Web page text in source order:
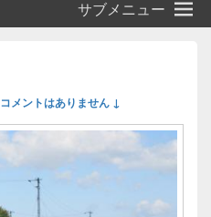
サブメニュー
コメントはありません ↓